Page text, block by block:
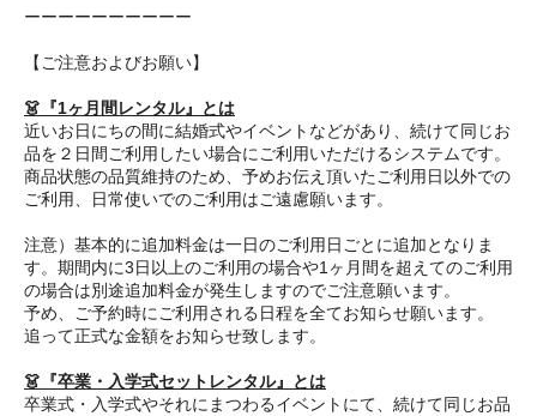
ーーーーーーーーーー
【ご注意およびお願い】
👗『1ヶ月間レンタル』とは
近いお日にちの間に結婚式やイベントなどがあり、続けて同じお
品を２日間ご利用したい場合にご利用いただけるシステムです。
商品状態の品質維持のため、予めお伝え頂いたご利用日以外での
ご利用、日常使いでのご利用はご遠慮願います。
注意）基本的に追加料金は一日のご利用日ごとに追加となりま
す。期間内に3日以上のご利用の場合や1ヶ月間を超えてのご利用
の場合は別途追加料金が発生しますのでご注意願います。
予め、ご予約時にご利用される日程を全てお知らせ願います。
追って正式な金額をお知らせ致します。
👗『卒業・入学式セットレンタル』とは
卒業式・入学式やそれにまつわるイベントにて、続けて同じお品